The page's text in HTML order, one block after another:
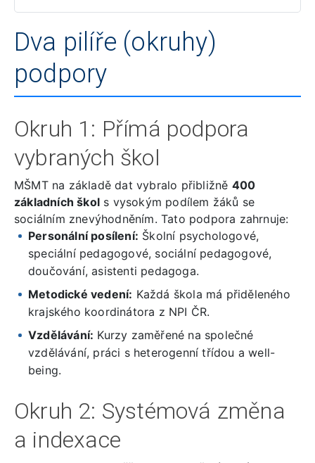
Dva pilíře (okruhy)
podpory
Okruh 1: Přímá podpora
vybraných škol
MŠMT na základě dat vybralo přibližně 400
základních škol s vysokým podílem žáků se
sociálním znevýhodněním. Tato podpora zahrnuje:
Personální posílení: Školní psychologové,
speciální pedagogové, sociální pedagogové,
doučování, asistenti pedagoga.
Metodické vedení: Každá škola má přiděleného
krajského koordinátora z NPI ČR.
Vzdělávání: Kurzy zaměřené na společné
vzdělávání, práci s heterogenní třídou a well-
being.
Okruh 2: Systémová změna
a indexace